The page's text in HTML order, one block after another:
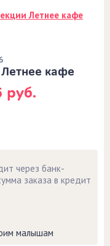
Летнее кафе
руб.
кафе
через банк-
заказа в кредит
малышам